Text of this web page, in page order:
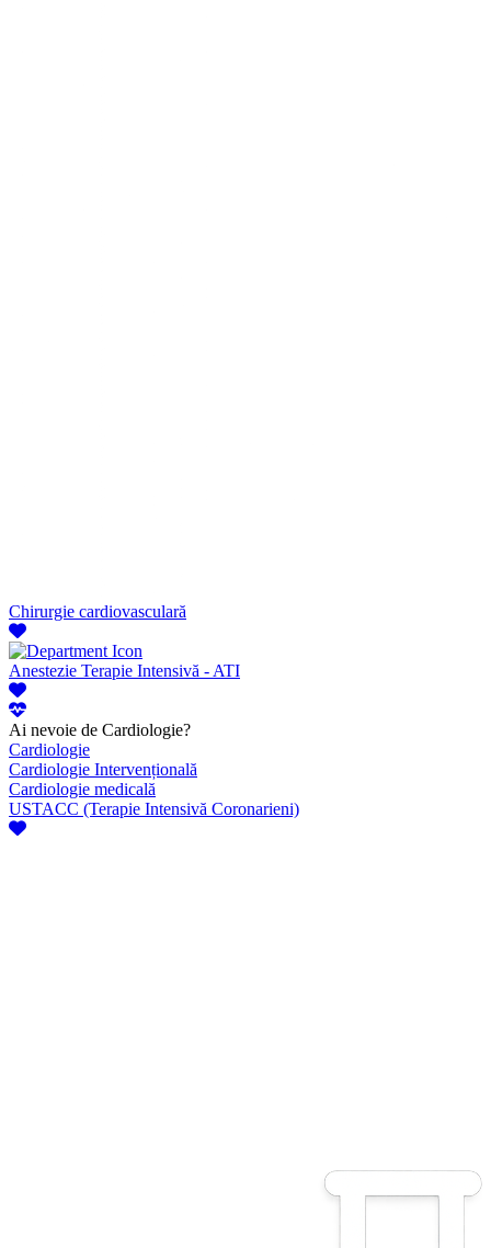
Chirurgie cardiovasculară
Anestezie Terapie Intensivă - ATI
Ai nevoie de Cardiologie?
Cardiologie
Cardiologie Intervențională
Cardiologie medicală
USTACC (Terapie Intensivă Coronarieni)